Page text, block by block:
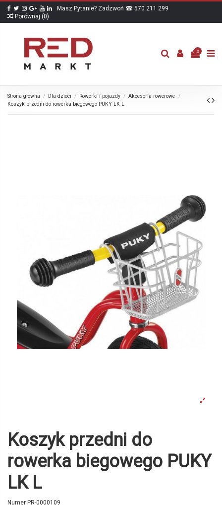
Masz Pytanie? Zadzwoń ☎ 570 211 299
Porównaj (0)
0
Strona główna Dla dzieci Rowerki i pojazdy
Akcesoria rowerowe
Koszyk przedni do rowerka biegowego PUKY LK L
Koszyk przedni do
rowerka biegowego PUKY
LK L
Numer PR-0000109